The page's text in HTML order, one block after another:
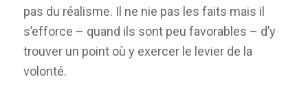
pas du réalisme. Il ne nie pas les faits mais il
s’efforce – quand ils sont peu favorables – d’y
trouver un point où y exercer le levier de la
volonté.